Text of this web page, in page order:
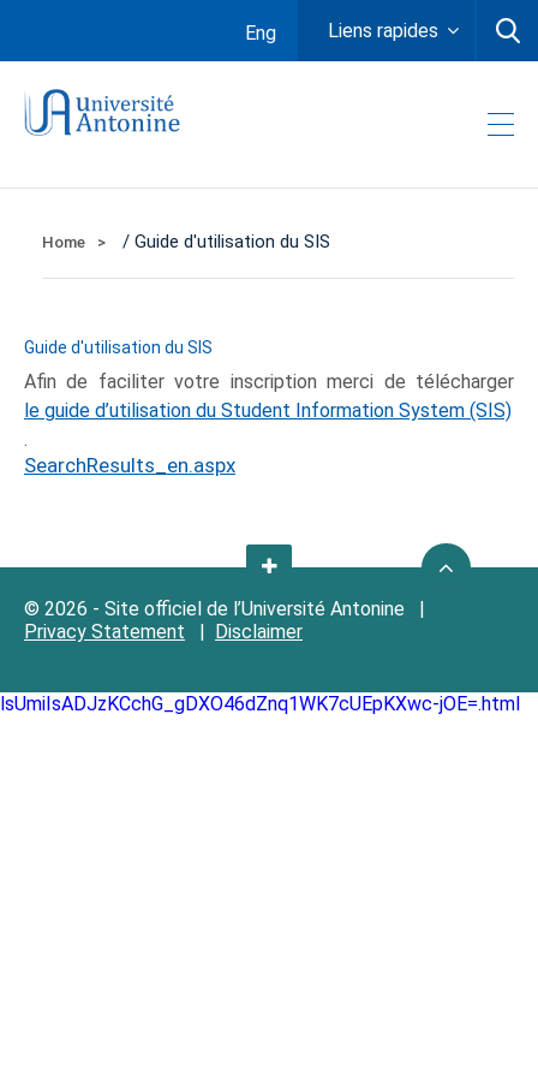
Eng Liens rapides
Home / Guide d'utilisation du SIS
Guide d'utilisation du SIS
Afin de faciliter votre inscription merci de télécharger
le guide d’utilisation du Student Information System (SIS)
.
SearchResults_en.aspx
© 2026 - Site officiel de l’Université Antonine |
Privacy Statement | Disclaimer
lsUmiIsADJzKCchG_gDXO46dZnq1WK7cUEpKXwc-jOE=.html